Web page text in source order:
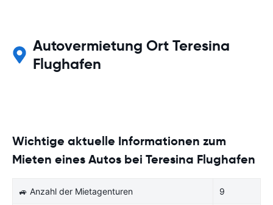
Autovermietung Ort Teresina
Flughafen
Wichtige aktuelle Informationen zum
Mieten eines Autos bei Teresina Flughafen
🚙 Anzahl der Mietagenturen 9